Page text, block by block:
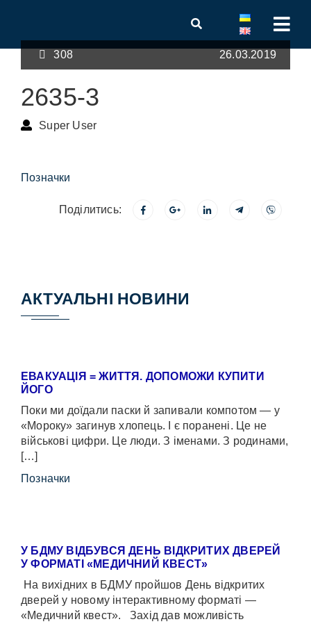
308 26.03.2019
2635-3
Super User
Позначки
Поділитись:
АКТУАЛЬНІ НОВИНИ
ЕВАКУАЦІЯ = ЖИТТЯ. ДОПОМОЖИ КУПИТИ
ЙОГО
Поки ми доїдали паски й запивали компотом — у
«Мороку» загинув хлопець. І є поранені. Це не
військові цифри. Це люди. З іменами. З родинами,
[…]
Позначки
У БДМУ ВІДБУВСЯ ДЕНЬ ВІДКРИТИХ ДВЕРЕЙ
У ФОРМАТІ «МЕДИЧНИЙ КВЕСТ»
На вихідних в БДМУ пройшов День відкритих
дверей у новому інтерактивному форматі —
«Медичний квест». Захід дав можливість